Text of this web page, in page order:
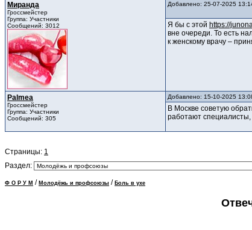
Миранда
Гроссмейстер
Группа: Участники
Сообщений: 3012
Добавлено: 25-07-2025
Я бы с этой https://
вне очереди. То есть
к женскому врачу –
Palmea
Гроссмейстер
Группа: Участники
Сообщений: 305
Добавлено: 15-10-2025
В Москве советую
работают
Страницы: 1
Раздел:
Ф О Р У М / Молодёжь и профсоюзы / Боль в ухе